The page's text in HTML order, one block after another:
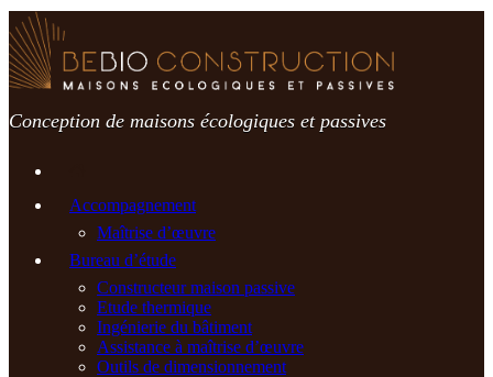
Passer
au
contenu
Conception de maisons écologiques et passives
Accompagnement
Maîtrise d’œuvre
Bureau d’étude
Constructeur maison passive
Etude thermique
Ingénierie du bâtiment
Assistance à maîtrise d’œuvre
Outils de dimensionnement